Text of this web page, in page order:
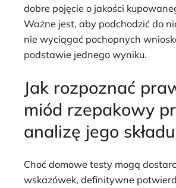
dobre pojęcie o jakości
Ważne jest, aby podchodzić do
nie wyciągać pochopnych
podstawie jednego wyniku.
Jak rozpoznać
miód rzepakowy
analizę jego składu
Choć domowe testy mogą
wskazówek, definitywne